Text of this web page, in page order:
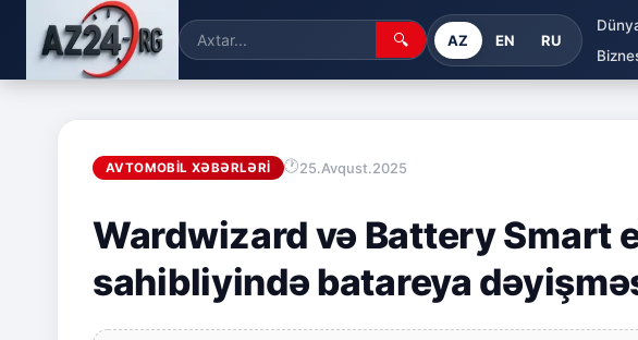
🔍 AZ EN RU
AVTOMOBIL XƏBƏRLƏRI 25.Avqust.2025
Wardwizard və Battery Smart
sahibliyində batareya